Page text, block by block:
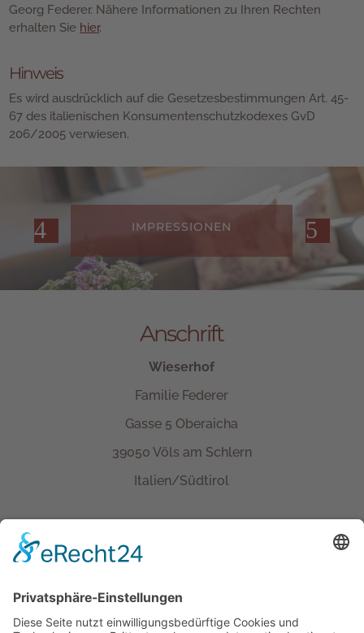
Georg Federer. Nähere Informationen zu Ihren Rechten
erhalten Sie hier.
Hinweis
Es wird ausdrücklich auf die Gesetzesbestimmungen Art. 45-
67 des italienischen Konsumentenschutzkodexes GvD
206/2005 verwiesen.
IMPRESSIONEN
Anschrift
Wieserhof
Familie Federer
Gasse 5 Oberaicha
39050 Völs am Schlern
Italien/Südtirol
Tel.+ Fax:
Mobil+39 340 374 3624
E-Mailinfo@wieserhof.it